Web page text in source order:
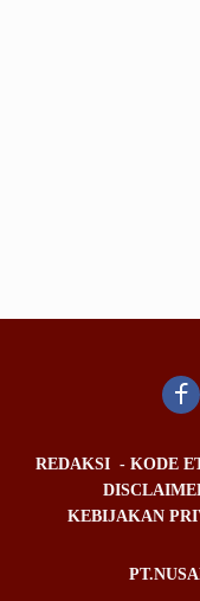
REDAKSI KODE
KEBIJAKAN